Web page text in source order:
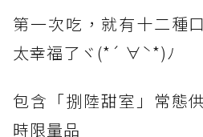
第一次吃，就有十二種
太幸福了ヾ(*´ ∀ˋ*)ﾉ
包含「捌陸甜室」常態
時限量品